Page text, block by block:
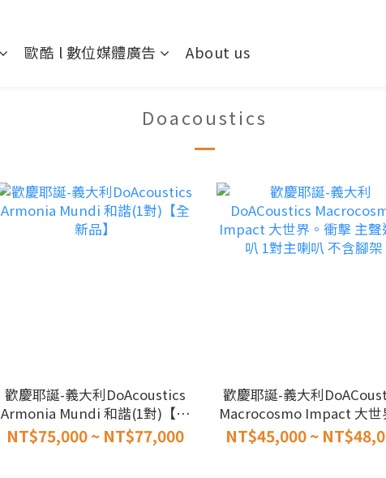
歐酷 l 數位媒體廣告 About us
Doacoustics
歡慶耶誕-義大利DoAcoustics
Armonia Mundi 和諧(1對)【全
新品】
NT$75,000 ~ NT$77,000
歡慶耶誕-義大利
Macrocosmo Impact 大世
衝擊 主聲道喇叭 1對主喇
NT$45,000 ~